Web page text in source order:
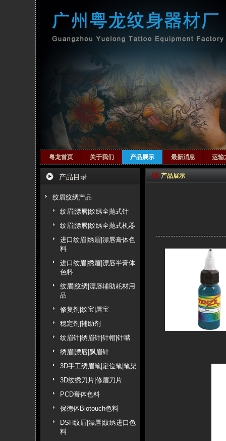
粤龙首页 关于我们 产品展示 最新消息 运输
产品目录
纹眉纹绣产品
纹眉|漂唇|纹绣全抛式针
纹眉|漂唇|纹绣全抛式机器
进口纹眉|绣眉|漂唇膏体色
料
进口纹眉|绣眉|漂唇半膏体
色料
纹眉|纹绣|漂唇辅助耗材用
品
修复剂|纹宝|唇宝
稳定剂|辅助剂
纹眉针|绣眉针|针帽|针嘴
绣眉|漂唇|飘眉针
3D手工绣眉笔|定位笔|笔架
3D纹绣刀片|修眉刀片
PCD膏体色料
保德体Biotouch色料
DSH纹眉|漂唇|纹绣进口色
料
产品展示